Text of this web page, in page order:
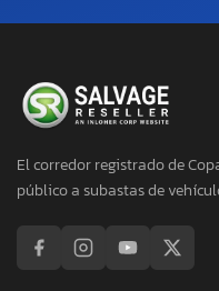
El corredor registrado de
público a subastas de